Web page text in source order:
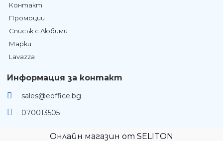
Контакт
Промоции
Списък с Любими
Марки
Lavazza
Информация за контакт
sales@eoffice.bg
070013505
Онлайн магазин от SELITON